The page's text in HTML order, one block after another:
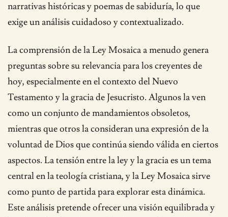
narrativas históricas y poemas de sabiduría, lo que
exige un análisis cuidadoso y contextualizado.
La comprensión de la Ley Mosaica a menudo genera
preguntas sobre su relevancia para los creyentes de
hoy, especialmente en el contexto del Nuevo
Testamento y la gracia de Jesucristo. Algunos la ven
como un conjunto de mandamientos obsoletos,
mientras que otros la consideran una expresión de la
voluntad de Dios que continúa siendo válida en ciertos
aspectos. La tensión entre la ley y la gracia es un tema
central en la teología cristiana, y la Ley Mosaica sirve
como punto de partida para explorar esta dinámica.
Este análisis pretende ofrecer una visión equilibrada y